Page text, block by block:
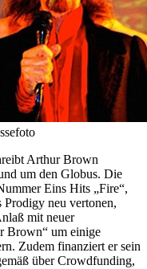
Arthur Brown
um den Globus. Die
Eins Hits „Fire“,
neu vertonen,
mit neuer
Brown“ um einige
Zudem finanziert er sein
über Crowdfunding,